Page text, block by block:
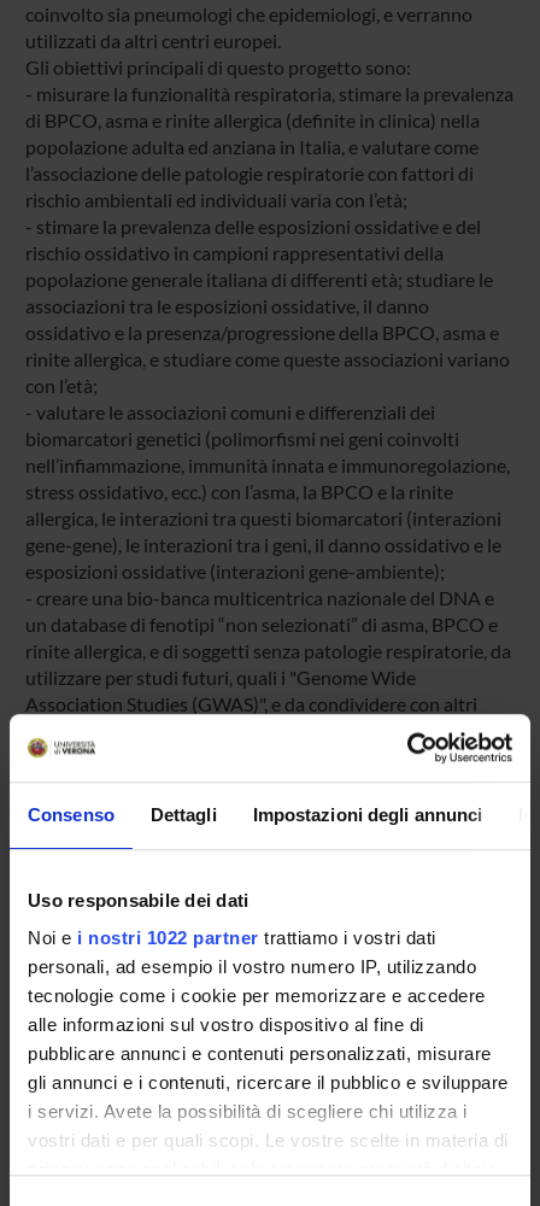
Consenso Dettagli Impostazioni degli annunci
Uso responsabile dei dati
Noi e i nostri 1022 partner trattiamo i vostri dati
personali, ad esempio il vostro numero IP, utilizzando
tecnologie come i cookie per memorizzare e accedere
alle informazioni sul vostro dispositivo al fine di
pubblicare annunci e contenuti personalizzati, misurare
gli annunci e i contenuti, ricercare il pubblico e sviluppare
i servizi. Avete la possibilità di scegliere chi utilizza i
vostri dati e per quali scopi. Le vostre scelte in materia di
coinvolto sia pneumologi che epidemiologi, e verranno
utilizzati da altri centri europei.
Gli obiettivi principali di questo progetto sono:
- misurare la funzionalità respiratoria, stimare la prevalenza
di BPCO, asma e rinite allergica (definite in clinica) nella
popolazione adulta ed anziana in Italia, e valutare come
l’associazione delle patologie respiratorie con fattori di
rischio ambientali ed individuali varia con l’età;
- stimare la prevalenza delle esposizioni ossidative e del
rischio ossidativo in campioni rappresentativi della
popolazione generale italiana di differenti età; studiare le
associazioni tra le esposizioni ossidative, il danno
ossidativo e la presenza/progressione della BPCO, asma e
rinite allergica, e studiare come queste associazioni variano
con l’età;
- valutare le associazioni comuni e differenziali dei
biomarcatori genetici (polimorfismi nei geni coinvolti
nell’infiammazione, immunità innata e immunoregolazione,
stress ossidativo, ecc.) con l’asma, la BPCO e la rinite
allergica, le interazioni tra questi biomarcatori (interazioni
gene-gene), le interazioni tra i geni, il danno ossidativo e le
esposizioni ossidative (interazioni gene-ambiente);
- creare una bio-banca multicentrica nazionale del DNA e
un database di fenotipi “non selezionati” di asma, BPCO e
rinite allergica, e di soggetti senza patologie respiratorie, da
utilizzare per studi futuri, quali i "Genome Wide
Association Studies (GWAS)", e da condividere con altri
ENTI FINANZIATORI:
Programma:ENTIVARI - Contributo da enti
pubblici/privati generico
PARTECIPANTI AL PROGETTO
Simone Accordini
Professore associato
Alessandro Baldan